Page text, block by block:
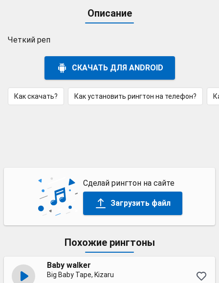
Описание
Четкий реп
СКАЧАТЬ ДЛЯ ANDROID
Как скачать? Как установить рингтон на телефон?
Сделай рингтон на сайте
Загрузить файл
Похожие рингтоны
Baby walker
Big Baby Tape, Kizaru